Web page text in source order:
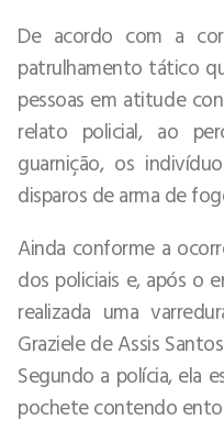
De acordo com a
patrulhamento tático
pessoas em atitude
relato policial, ao
guarnição, os
disparos de arma de
Ainda conforme a
dos policiais e, após o
realizada uma
Graziele de Assis
Segundo a polícia, ela
pochete contendo